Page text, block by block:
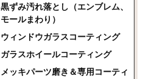
黒ずみ汚れ落とし（エンブレム、
モールまわり）
ウィンドウガラスコーティング
ガラスホイールコーティング
メッキパーツ磨き＆専用コーティ